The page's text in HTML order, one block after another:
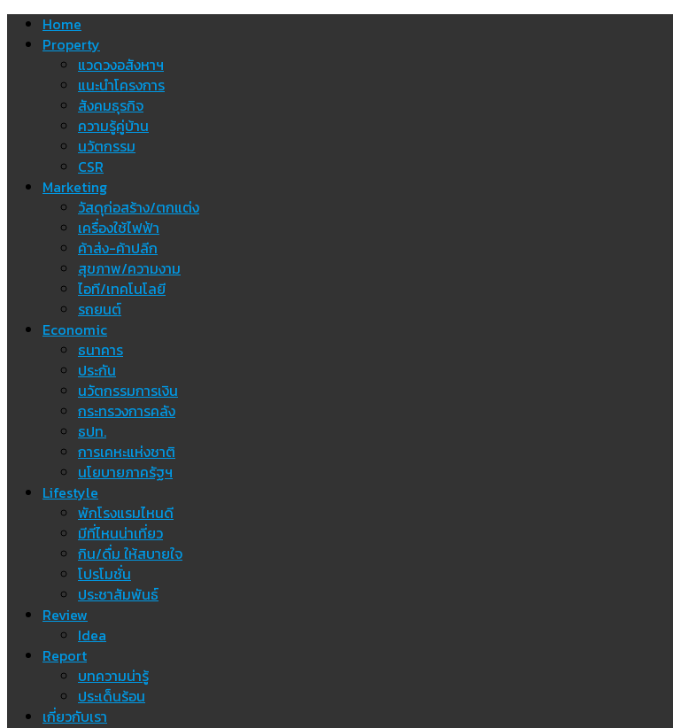
Skip Home
Property
แวดวงอสังหาฯ
แนะนำโครงการ
สังคมธุรกิจ
ความรู้คู่บ้าน
นวัตกรรม
CSR
Marketing
วัสดุก่อสร้าง/ตกแต่ง
เครื่องใช้ไฟฟ้า
ค้าส่ง-ค้าปลีก
สุขภาพ/ความงาม
ไอที/เทคโนโลยี
รถยนต์
Economic
ธนาคาร
ประกัน
นวัตกรรมการเงิน
กระทรวงการคลัง
ธปท.
การเคหะแห่งชาติ
นโยบายภาครัฐฯ
Lifestyle
พักโรงแรมไหนดี
มีที่ไหนน่าเที่ยว
กิน/ดื่ม ให้สบายใจ
โปรโมชั่น
ประชาสัมพันธ์
Review
Idea
Report
บทความน่ารู้
ประเด็นร้อน
เกี่ยวกับเรา